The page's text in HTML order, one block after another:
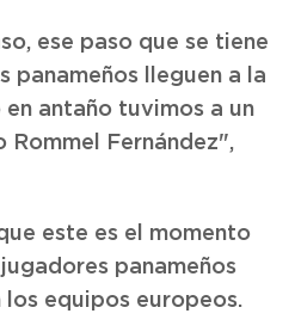
ese paso que se tiene
panameños lleguen a la
en antaño tuvimos a un
Rommel Fernández",
este es el momento
panameños
los equipos europeos.